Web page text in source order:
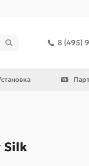
8 (495)
Silk